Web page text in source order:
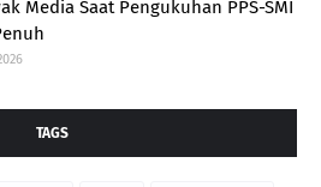
Media Saat Pengukuhan PPS-SMI
TAGS